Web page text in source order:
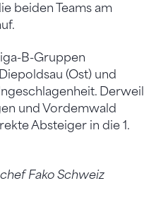
beiden Teams am
B-Gruppen
(Ost) und
Derweil
und Vordemwald
Absteiger in die 1.
Fako Schweiz